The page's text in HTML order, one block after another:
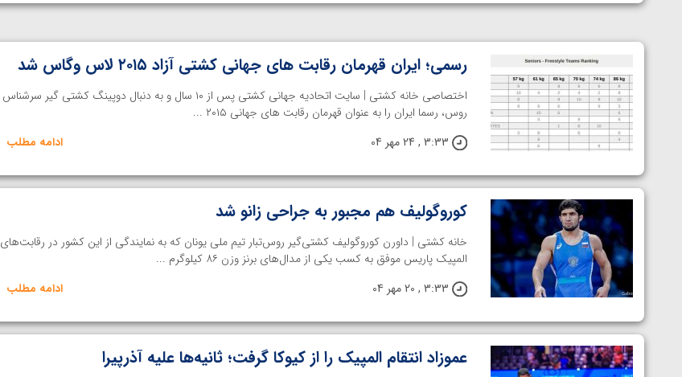
رسمی؛ ایران قهرمان رقابت های جهانی کشتی آزاد ۲۰۱۵ لاس وگاس شد
اختصاصی خانه کشتی | سایت اتحادیه جهانی کشتی پس از ۱۰ سال و به دنبال دوپینگ کشتی گیر سرشناس
روس، رسما ایران را به عنوان قهرمان رقابت های جهانی ۲۰۱۵ ...
3:33 , 24 مهر 04
ادامه مطلب
کوروگولیف هم مجبور به جراحی زانو شد
خانه کشتی | داورن کوروگولیف کشتی‌گیر روس‌تبار تیم ملی یونان که به نمایندگی از این کشور در رقابت‌های
المپیک پاریس موفق به کسب یکی از مدال‌های برنز وزن ۸۶ کیلوگرم ...
3:33 , 20 مهر 04
ادامه مطلب
عموزاد انتقام المپیک را از کیوکا گرفت؛ ثانیه‌ها علیه آذرپیرا